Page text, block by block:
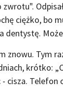
ciężko, bo
dentystę.
znowu. Tym
krótko:
cisza. Telefon